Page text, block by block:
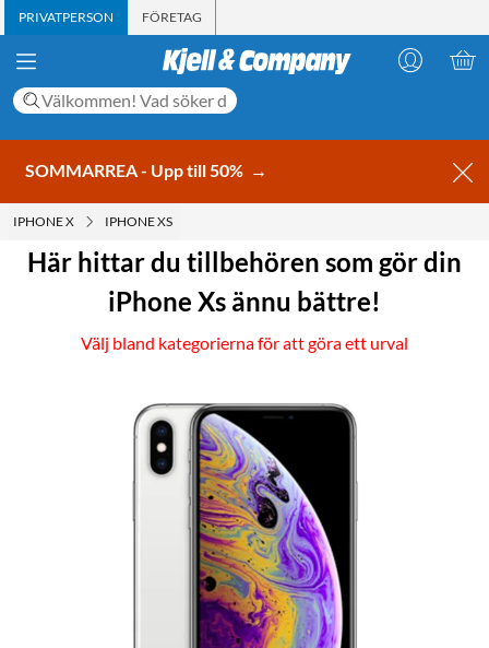
PRIVATPERSON FÖRETAG
SOMMARREA - Upp till 50% →
IPHONE X IPHONE XS
Här hittar du tillbehören som gör din
iPhone Xs ännu bättre!
Välj bland kategorierna för att göra ett urval